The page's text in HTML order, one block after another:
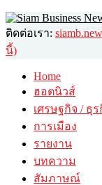
ติดต่อเรา:
นี้)
Home
ฮอตนิวส์
เศรษฐกิจ / ธุ
การเมือง
รายงาน
บทความ
สัมภาษณ์